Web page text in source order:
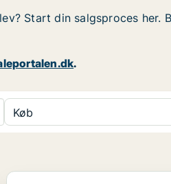
Start din salgsproces
.
Køb